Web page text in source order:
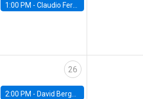
1:00 PM - Claudio Ferraz, British Columbia
26
2:00 PM - David Berger, Duke